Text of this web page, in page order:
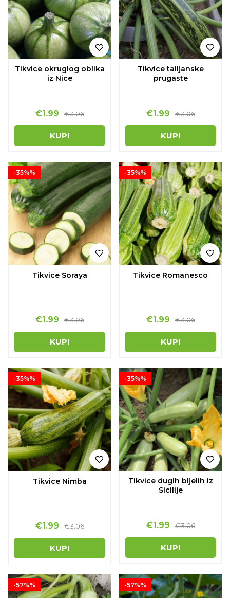
Tikvice okruglog oblika
iz Nice
€1.99 €3.06
KUPI
Tikvice talijanske
prugaste
€1.99 €3.06
KUPI
-35%%
Tikvice Soraya
€1.99 €3.06
KUPI
-35%%
Tikvice Romanesco
€1.99 €3.06
KUPI
-35%%
Tikvice Nimba
€1.99 €3.06
KUPI
-35%%
Tikvice dugih bijelih iz
Sicilije
€1.99 €3.06
KUPI
-57%% -57%%